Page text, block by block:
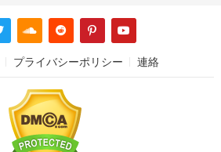
プライバシーポリシー 連絡